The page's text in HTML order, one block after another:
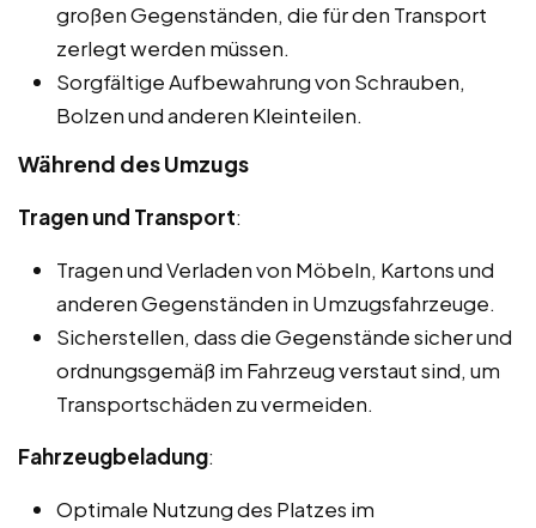
großen Gegenständen, die für den Transport
zerlegt werden müssen.
Sorgfältige Aufbewahrung von Schrauben,
Bolzen und anderen Kleinteilen.
Während des Umzugs
Tragen und Transport:
Tragen und Verladen von Möbeln, Kartons und
anderen Gegenständen in Umzugsfahrzeuge.
Sicherstellen, dass die Gegenstände sicher und
ordnungsgemäß im Fahrzeug verstaut sind, um
Transportschäden zu vermeiden.
Fahrzeugbeladung:
Optimale Nutzung des Platzes im